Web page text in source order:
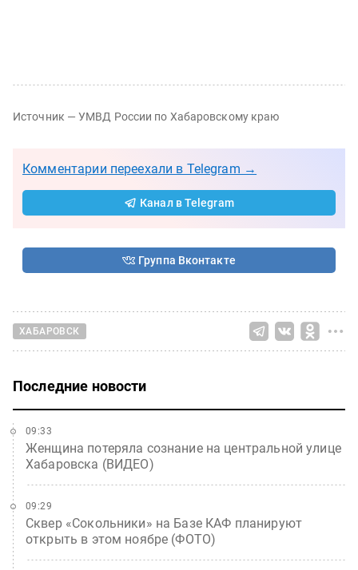
Источник — УМВД России по Хабаровскому краю
Комментарии переехали в Telegram →
Канал в Telegram
Группа Вконтакте
ХАБАРОВСК
Последние новости
Женщина потеряла сознание на центральной улице
Хабаровска (ВИДЕО)
09:33
Сквер «Сокольники» на Базе КАФ планируют
открыть в этом ноябре (ФОТО)
09:29